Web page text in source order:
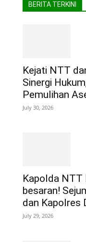
BERITA TERKINI
Kejati NTT
Sinergi
Pemulihan
July 30, 2026
Kapolda NTT
besaran!
dan Kapolres
July 29, 2026